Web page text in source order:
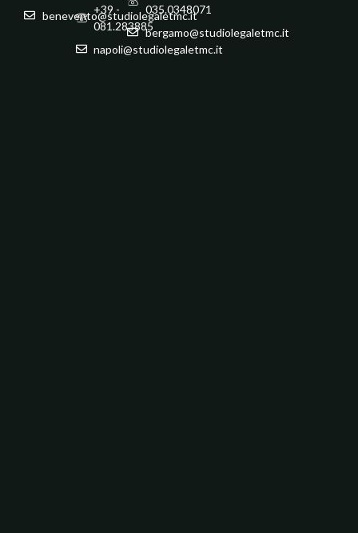
benevento@studiolegaletmc.it
+39 -
081.283885
napoli@studiolegaletmc.it
035.0348071
bergamo@studiolegaletmc.it